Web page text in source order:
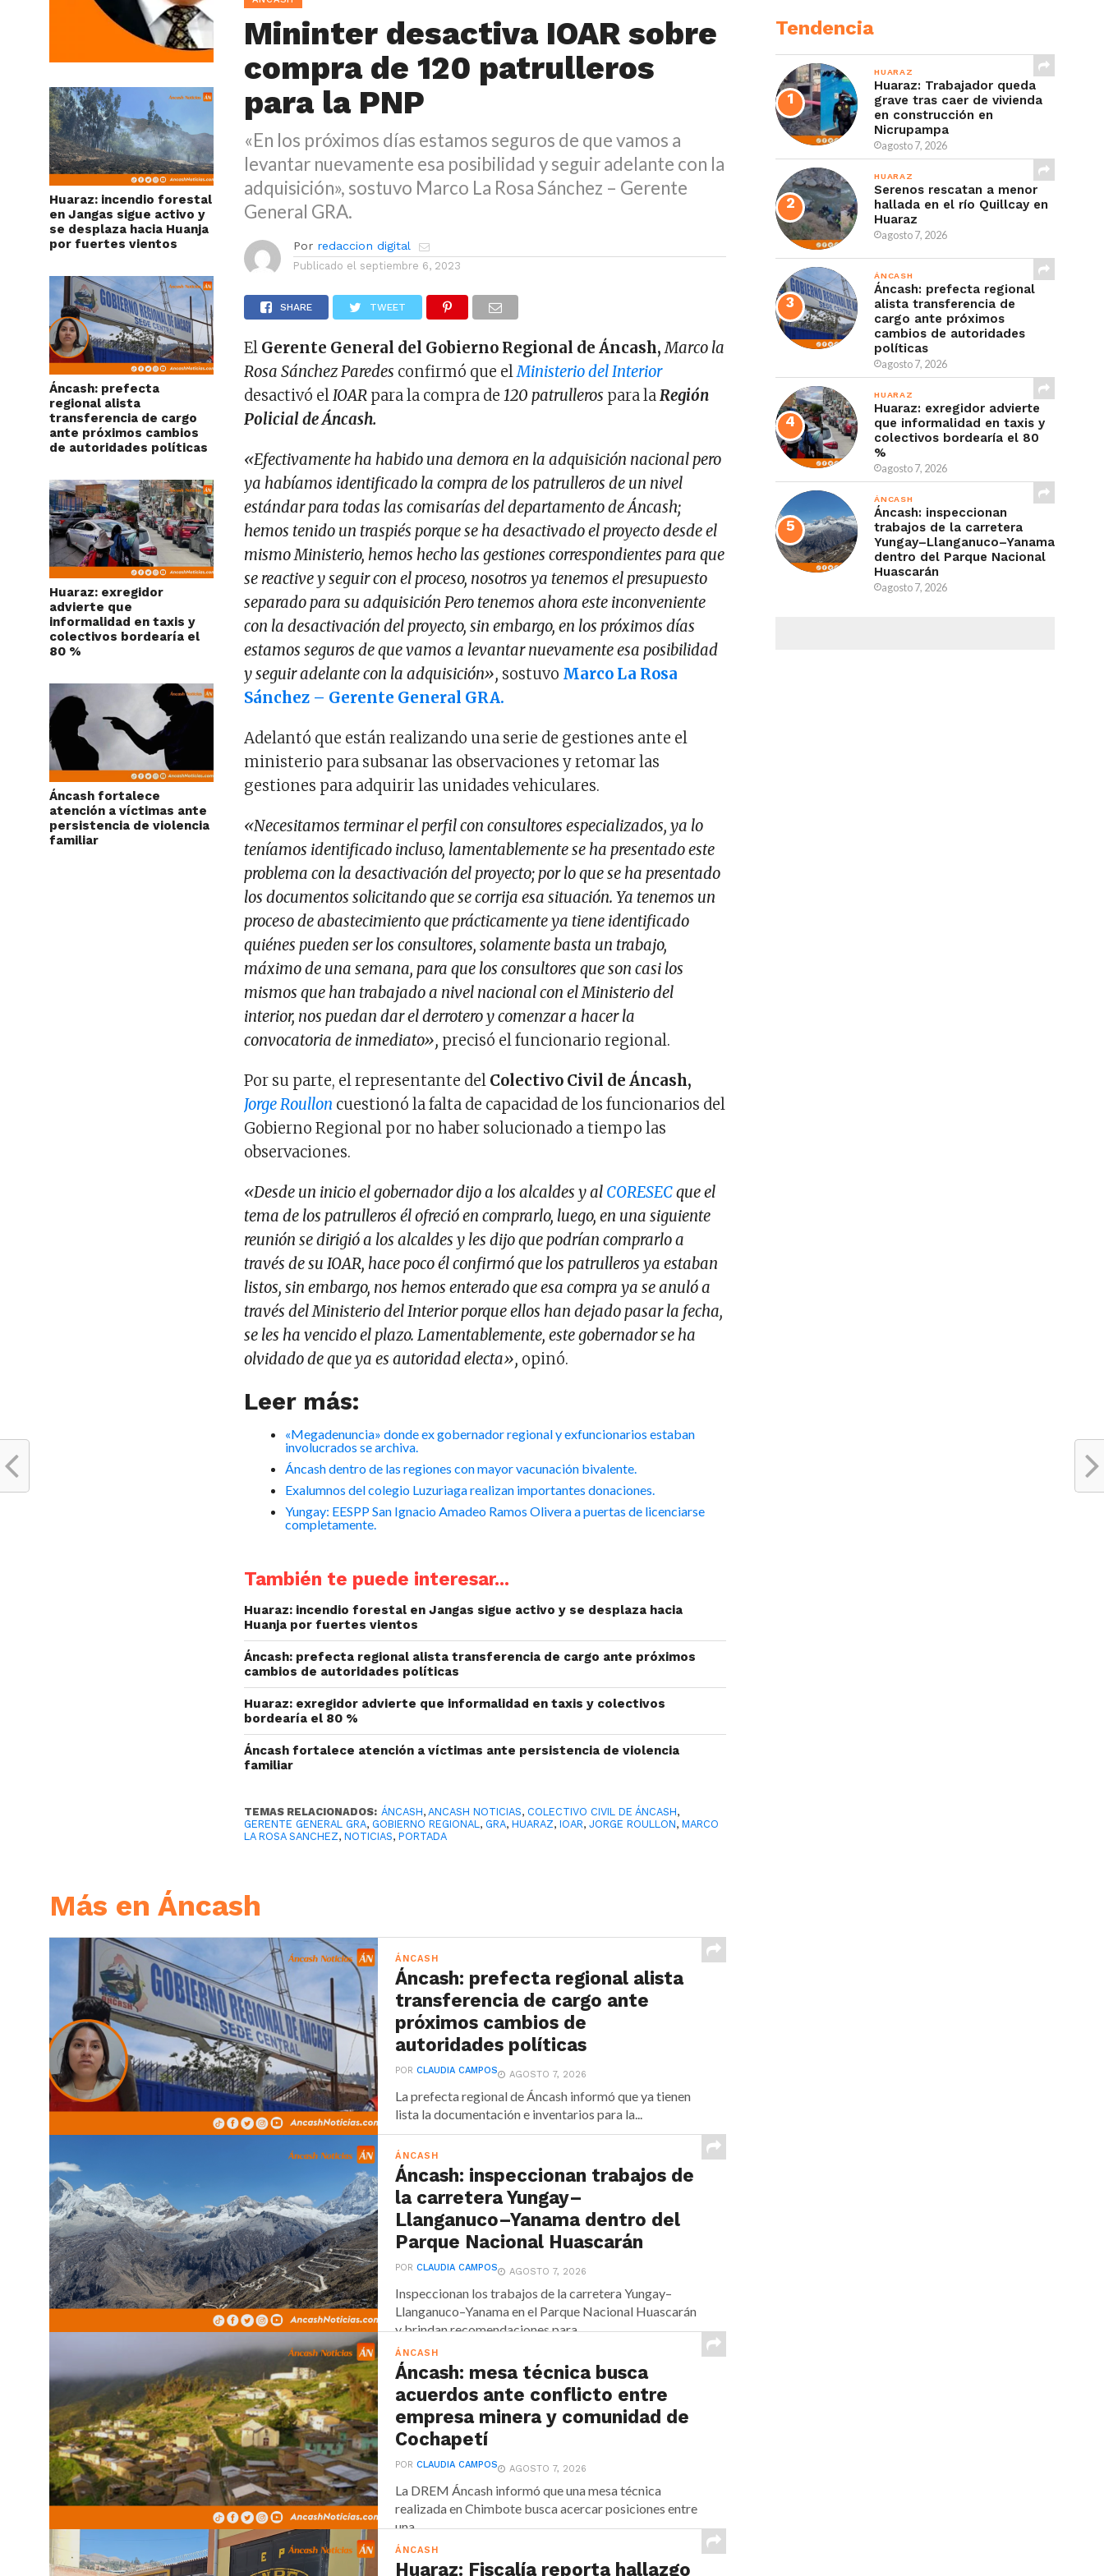
Huaraz: incendio forestal
en Jangas sigue activo y
se desplaza hacia Huanja
por fuertes vientos
Áncash: prefecta
regional alista
transferencia de cargo
ante próximos cambios
de autoridades políticas
Huaraz: exregidor
advierte que
informalidad en taxis y
colectivos bordearía el
80 %
Áncash fortalece
atención a víctimas ante
persistencia de violencia
familiar
Mininter desactiva IOAR sobre
compra de 120 patrulleros
para la PNP
«En los próximos días estamos seguros de que vamos a
levantar nuevamente esa posibilidad y seguir adelante con la
adquisición», sostuvo Marco La Rosa Sánchez – Gerente
General GRA.
Por redaccion digital
Publicado el septiembre 6, 2023
SHARE TWEET
El Gerente General del Gobierno Regional de Áncash, Marco la
Rosa Sánchez Paredes confirmó que el Ministerio del Interior
desactivó el IOAR para la compra de 120 patrulleros para la Región
Policial de Áncash.
«Efectivamente ha habido una demora en la adquisición nacional pero
ya habíamos identificado la compra de los patrulleros de un nivel
estándar para todas las comisarías del departamento de Áncash;
hemos tenido un traspiés porque se ha desactivado el proyecto desde el
mismo Ministerio, hemos hecho las gestiones correspondientes para que
se reactive y seguir con el proceso, nosotros ya tenemos el presupuesto
separado para su adquisición Pero tenemos ahora este inconveniente
con la desactivación del proyecto, sin embargo, en los próximos días
estamos seguros de que vamos a levantar nuevamente esa posibilidad
y seguir adelante con la adquisición», sostuvo Marco La Rosa
Sánchez – Gerente General GRA.
Adelantó que están realizando una serie de gestiones ante el
ministerio para subsanar las observaciones y retomar las
gestiones para adquirir las unidades vehiculares.
«Necesitamos terminar el perfil con consultores especializados, ya lo
teníamos identificado incluso, lamentablemente se ha presentado este
problema con la desactivación del proyecto; por lo que se ha presentado
los documentos solicitando que se corrija esa situación. Ya tenemos un
proceso de abastecimiento que prácticamente ya tiene identificado
quiénes pueden ser los consultores, solamente basta un trabajo,
máximo de una semana, para que los consultores que son casi los
mismos que han trabajado a nivel nacional con el Ministerio del
interior, nos puedan dar el derrotero y comenzar a hacer la
convocatoria de inmediato», precisó el funcionario regional.
Por su parte, el representante del Colectivo Civil de Áncash,
Jorge Roullon cuestionó la falta de capacidad de los funcionarios del
Gobierno Regional por no haber solucionado a tiempo las
observaciones.
«Desde un inicio el gobernador dijo a los alcaldes y al CORESECque el
tema de los patrulleros él ofreció en comprarlo, luego, en una siguiente
reunión se dirigió a los alcaldes y les dijo que podrían comprarlo a
través de su IOAR, hace poco él confirmó que los patrulleros ya estaban
listos, sin embargo, nos hemos enterado que esa compra ya se anuló a
través del Ministerio del Interior porque ellos han dejado pasar la fecha,
se les ha vencido el plazo. Lamentablemente, este gobernador se ha
olvidado de que ya es autoridad electa», opinó.
Leer más:
«Megadenuncia» donde ex gobernador regional y exfuncionarios estaban
involucrados se archiva.
Áncash dentro de las regiones con mayor vacunación bivalente.
Exalumnos del colegio Luzuriaga realizan importantes donaciones.
Yungay: EESPP San Ignacio Amadeo Ramos Olivera a puertas de licenciarse
completamente.
También te puede interesar...
Huaraz: incendio forestal en Jangas sigue activo y se desplaza hacia
Huanja por fuertes vientos
Áncash: prefecta regional alista transferencia de cargo ante próximos
cambios de autoridades políticas
Huaraz: exregidor advierte que informalidad en taxis y colectivos
bordearía el 80 %
Áncash fortalece atención a víctimas ante persistencia de violencia
familiar
TEMAS RELACIONADOS: ÁNCASH,ANCASH NOTICIAS, COLECTIVO CIVIL DE ÁNCASH,
GERENTE GENERAL GRA, GOBIERNO REGIONAL , GRA,HUARAZ,IOAR,JORGE ROULLON,MARCO
LA ROSA SANCHEZ,NOTICIAS,PORTADA
Más en Áncash
ÁNCASH
Áncash: prefecta regional alista
transferencia de cargo ante
próximos cambios de
autoridades políticas
PORCLAUDIA CAMPOS AGOSTO 7, 2026
La prefecta regional de Áncash informó que ya tienen
lista la documentación e inventarios para la...
ÁNCASH
Áncash: inspeccionan trabajos de
la carretera Yungay–
Llanganuco–Yanama dentro del
Parque Nacional Huascarán
PORCLAUDIA CAMPOS AGOSTO 7, 2026
Inspeccionan los trabajos de la carretera Yungay–
Llanganuco–Yanama en el Parque Nacional Huascarán
y brindan recomendaciones para...
ÁNCASH
Áncash: mesa técnica busca
acuerdos ante conflicto entre
empresa minera y comunidad de
Cochapetí
PORCLAUDIA CAMPOS AGOSTO 7, 2026
La DREM Áncash informó que una mesa técnica
realizada en Chimbote busca acercar posiciones entre
una...
ÁNCASH
Huaraz: Fiscalía reporta hallazgo
Tendencia
HUARAZ
Huaraz: Trabajador queda
grave tras caer de vivienda
en construcción en
Nicrupampa
agosto 7, 2026
HUARAZ
Serenos rescatan a menor
hallada en el río Quillcay en
Huaraz
agosto 7, 2026
ÁNCASH
Áncash: prefecta regional
alista transferencia de
cargo ante próximos
cambios de autoridades
políticas
agosto 7, 2026
HUARAZ
Huaraz: exregidor advierte
que informalidad en taxis y
colectivos bordearía el 80
%
agosto 7, 2026
ÁNCASH
Áncash: inspeccionan
trabajos de la carretera
Yungay–Llanganuco–Yanama
dentro del Parque Nacional
Huascarán
agosto 7, 2026